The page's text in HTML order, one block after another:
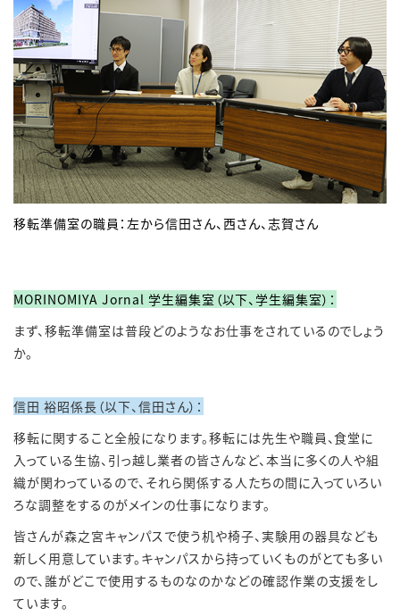
移転準備室の職員：左から信田さん、西さん、志賀さん
MORINOMIYA Jornal 学生編集室（以下、学生編集室）：
まず、移転準備室は普段どのようなお仕事をされているのでしょう
か。
信田 裕昭係長（以下、信田さん）：
移転に関すること全般になります。移転には先生や職員、食堂に
入っている生協、引っ越し業者の皆さんなど、本当に多くの人や組
織が関わっているので、それら関係する人たちの間に入っていろい
ろな調整をするのがメインの仕事になります。
皆さんが森之宮キャンパスで使う机や椅子、実験用の器具なども
新しく用意しています。キャンパスから持っていくものがとても多い
ので、誰がどこで使用するものなのかなどの確認作業の支援をし
ています。